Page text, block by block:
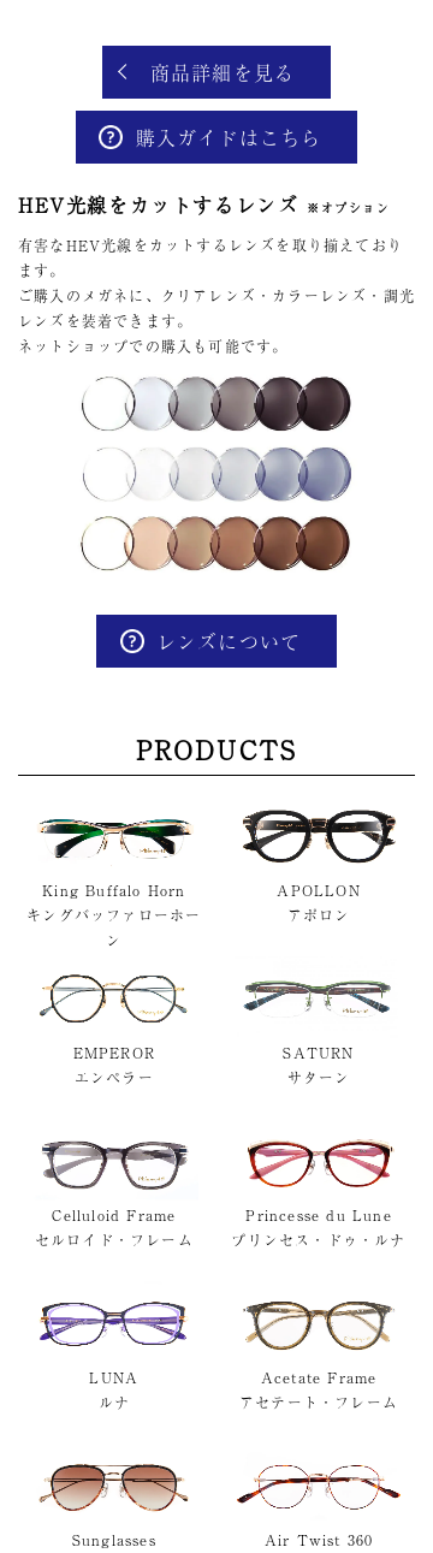
商品詳細を見る
購入ガイドはこちら
HEV光線をカットするレンズ ※オプション
有害なHEV光線をカットするレンズを取り揃えており
ます。
ご購入のメガネに、クリアレンズ・カラーレンズ・調光
レンズを装着できます。
ネットショップでの購入も可能です。
レンズについて
PRODUCTS
King Buffalo Horn
キングバッファローホー
ン
APOLLON
アポロン
EMPEROR
エンペラー
SATURN
サターン
Celluloid Frame
セルロイド・フレーム
Princesse du Lune
プリンセス・ドゥ・ルナ
LUNA
ルナ
Acetate Frame
アセテート・フレーム
Sunglasses
Air Twist 360